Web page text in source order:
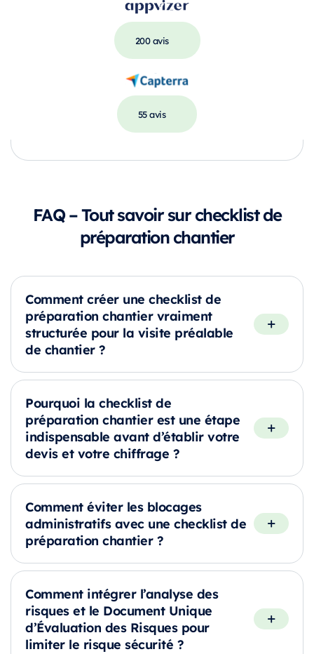
200 avis
55 avis
FAQ – Tout savoir sur checklist de
préparation chantier
Comment créer une checklist de
préparation chantier vraiment
structurée pour la visite préalable
de chantier ?
Pourquoi la checklist de
préparation chantier est une étape
indispensable avant d’établir votre
devis et votre chiffrage ?
Comment éviter les blocages
administratifs avec une checklist de
préparation chantier ?
Comment intégrer l’analyse des
risques et le Document Unique
d’Évaluation des Risques pour
limiter le risque sécurité ?